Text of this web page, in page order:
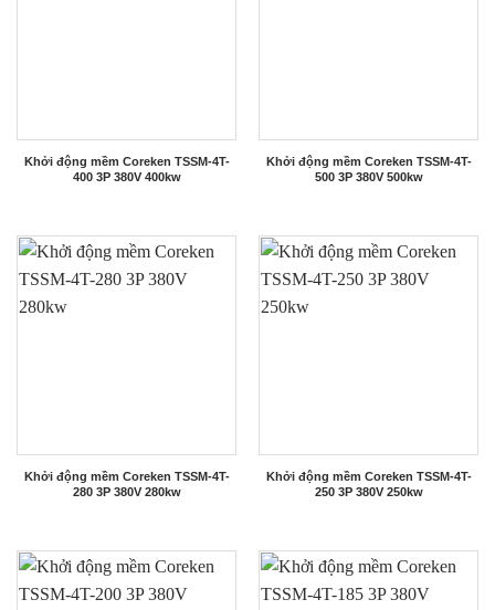
Khởi động mềm Coreken TSSM-4T-
400 3P 380V 400kw
Khởi động mềm Coreken TSSM-4T-
500 3P 380V 500kw
Khởi động mềm Coreken TSSM-4T-
280 3P 380V 280kw
Khởi động mềm Coreken TSSM-4T-
250 3P 380V 250kw